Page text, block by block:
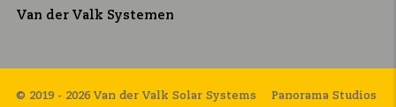
Van der Valk Systemen
© 2019 - 2026 Van der Valk Solar Systems Panorama Studios